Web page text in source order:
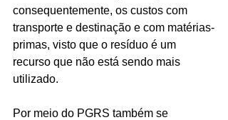
consequentemente, os custos com
transporte e destinação e com matérias-
primas, visto que o resíduo é um
recurso que não está sendo mais
utilizado.
Por meio do PGRS também se